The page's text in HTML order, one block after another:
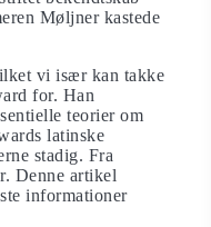
Møljner kastede
vi især kan takke
for. Han
teorier om
latinske
stadig. Fra
Denne artikel
informationer